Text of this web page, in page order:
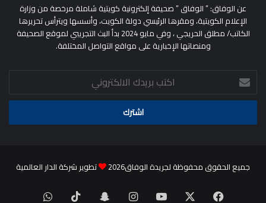
عن الوفاق: ” الوفاق ” صحيفة إلكترونية كويتية شاملة مرخصة من وزارة
الإعلام الكويتية، ومقرها الرئيسي دولة الكويت، وأسسها ويترأس تحريرها
الكاتب/ مطلق الحريجي ، وفي مايو 2024 بدأ البث التجريبي لموقع الصحيفة
ومنصاتها الإخبارية على مواقع التواصل المختلفة.
اكتب
بريدك
الالكتروني
جميع الحقوق محفوظة لجريدة الوفاق2026 تطوير شركة الدار العالمية
فيسبوك ‫YouTubeانستقرامسناب ‫TikTokواتساب